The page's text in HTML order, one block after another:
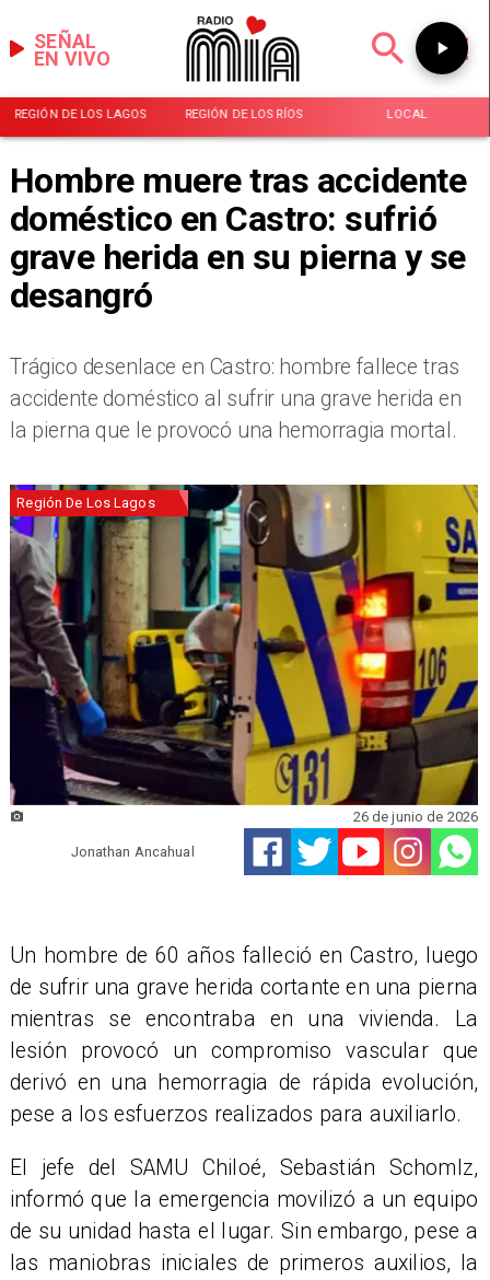
EN VIVO
SEÑAL
REGIÓN DE LOS LAGOS REGIÓN DE LOS RÍOS LOCAL
Hombre muere tras accidente
doméstico en Castro: sufrió
grave herida en su pierna y se
desangró
Trágico desenlace en Castro: hombre fallece tras
accidente doméstico al sufrir una grave herida en
la pierna que le provocó una hemorragia mortal.
Región De Los Lagos
Jonathan Ancahual
26 de junio de 2026
​Un hombre de 60 años falleció en Castro, luego
de sufrir una grave herida cortante en una pierna
mientras se encontraba en una vivienda. La
lesión provocó un compromiso vascular que
derivó en una hemorragia de rápida evolución,
pese a los esfuerzos realizados para auxiliarlo.
El jefe del SAMU Chiloé, Sebastián Schomlz,
informó que la emergencia movilizó a un equipo
de su unidad hasta el lugar. Sin embargo, pese a
las maniobras iniciales de primeros auxilios, la